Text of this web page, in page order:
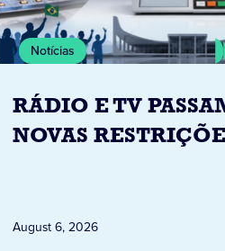
Notícias
RÁDIO E TV
NOVAS
August 6, 2026